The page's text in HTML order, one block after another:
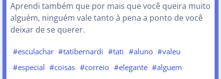
Aprendi também que por mais que você queira muito
alguém, ninguém vale tanto à pena a ponto de você
deixar de se querer.
#esculachar #tatibernardi #tati #aluno #valeu
#especial #coisas #correio #elegante #alguem